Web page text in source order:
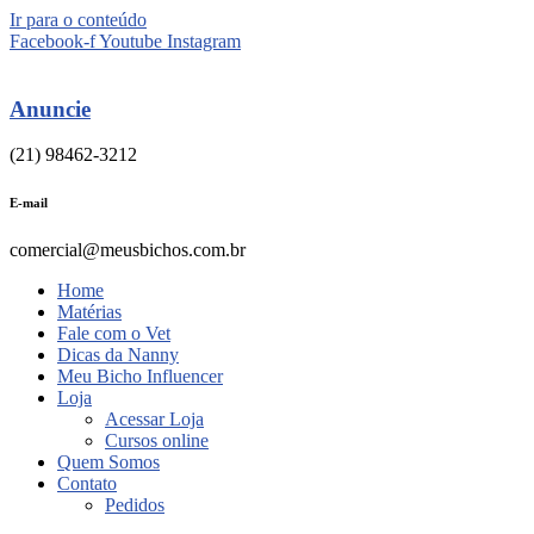
Ir para o conteúdo
Facebook-fYoutube Instagram
Anuncie
(21) 98462-3212
E-mail
comercial@meusbichos.com.br
Home
Matérias
Fale com o Vet
Dicas da Nanny
Meu Bicho Influencer
Loja
Acessar Loja
Cursos online
Quem Somos
Contato
Pedidos